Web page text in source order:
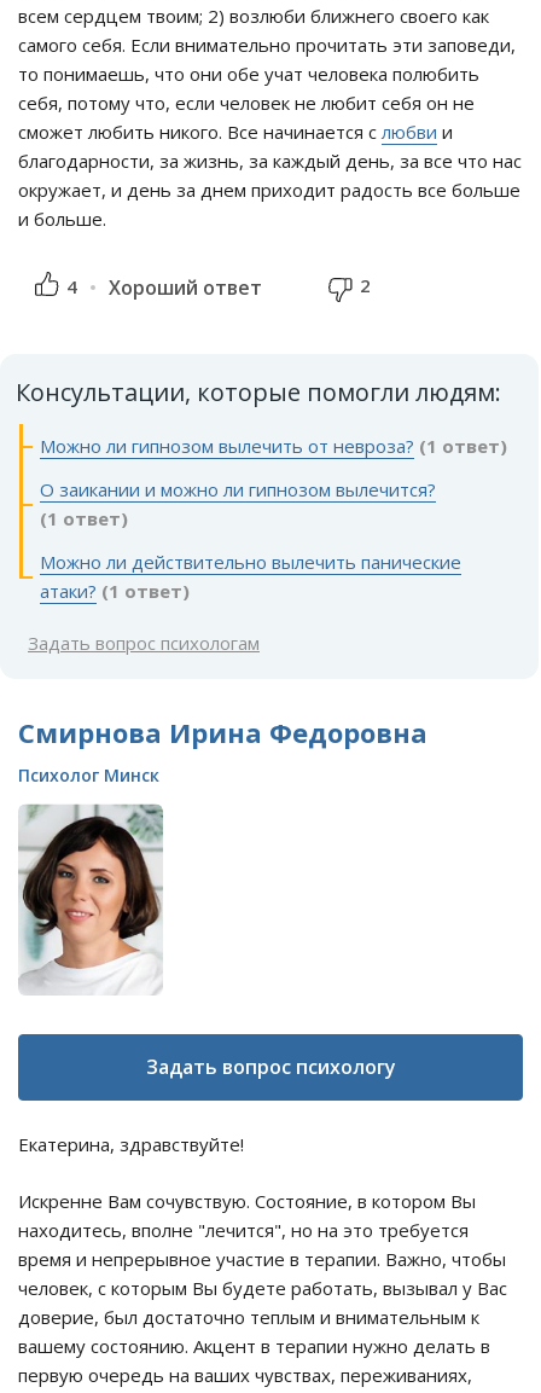
всем сердцем твоим; 2) возлюби ближнего своего как
самого себя. Если внимательно прочитать эти заповеди,
то понимаешь, что они обе учат человека полюбить
себя, потому что, если человек не любит себя он не
сможет любить никого. Все начинается с любви и
благодарности, за жизнь, за каждый день, за все что нас
окружает, и день за днем приходит радость все больше
и больше.
4 Хороший ответ 2
Консультации, которые помогли людям:
Можно ли гипнозом вылечить от невроза? (1 ответ)
О заикании и можно ли гипнозом вылечится?
(1 ответ)
Можно ли действительно вылечить панические
атаки? (1 ответ)
Задать вопрос психологам
Смирнова Ирина Федоровна
Психолог Минск
Задать вопрос психологу
Екатерина, здравствуйте!
Искренне Вам сочувствую. Состояние, в котором Вы
находитесь, вполне "лечится", но на это требуется
время и непрерывное участие в терапии. Важно, чтобы
человек, с которым Вы будете работать, вызывал у Вас
доверие, был достаточно теплым и внимательным к
вашему состоянию. Акцент в терапии нужно делать в
первую очередь на ваших чувствах, переживаниях,